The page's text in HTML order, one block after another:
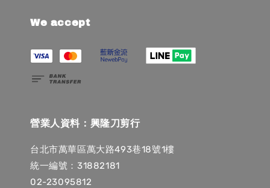
We accept
營業人資料：興隆刀剪行
台北市萬華區萬大路493巷18號1樓
統一編號：31882181
02-23095812